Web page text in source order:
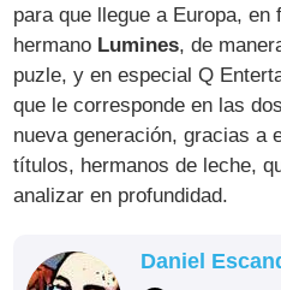
para que llegue a Europa,
hermano Lumines, de
puzle, y en especial Q
que le corresponde en las
nueva generación, gracias a
títulos, hermanos de leche,
analizar en profundidad.
Daniel